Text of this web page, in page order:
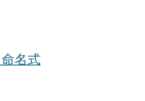
名式